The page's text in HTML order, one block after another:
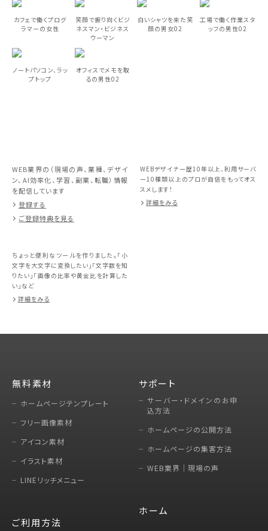
カフェで働くプログ
ラマーの女性
笑顔で振り向くビジ
ネスマン・ビジネス
ウーマン
白いシャツを来た笑
顔の男女02
工場で働く作業スタ
ッフの男性02
ノートパソコン、ラッ
プトップ
オフィスでメモを取
るの男性02
WEB業界の（現場の声、業種、デザイ
ン、AI効率化、学習、副業、転職）情報
を配信しています
登録する
ご登録特典を見る
WEBデザイナー歴10年以上、利用サーバ
ー10種類以上のプロが自信をもってオス
スメします！
詳細をみる
ちょっと便利なツールを作りました。「小
文字を大文字に変換したい」「文字数を知
りたい」「画像の比率や黄金比を計算した
い」など
詳細をみる
無料素材
ホームページテンプレート
フリー画像素材
アイコン素材
イラスト素材
LINEリッチメニュー
ご利用方法
サポート
サーバー・ドメインのお申
込方法
ホームページの公開方法
ホームページの集客方法
WEB業界｜現場の声
ホーム